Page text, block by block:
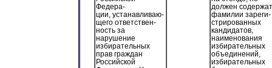
Федера-
ции, устанавливаю-
щего ответствен-
ность за
нарушение
избирательных
прав граждан
Российской
должен
фамилии зареги-
стрированных
кандидатов,
наименования
избирательных
объединений,
избирательных